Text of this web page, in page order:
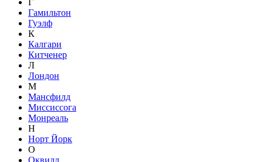
Гамильтон
Гуэлф
К
Калгари
Китченер
Л
Лондон
М
Мансфилд
Миссиссога
Монреаль
Н
Норт Йорк
О
Оквилл